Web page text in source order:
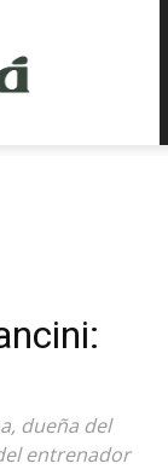
dueña del
entrenador